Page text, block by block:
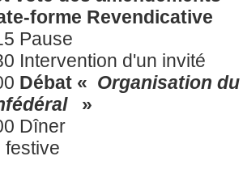
forme Revendicative
Pause
Intervention d'un invité
Débat « Organisation
»
Dîner
festive